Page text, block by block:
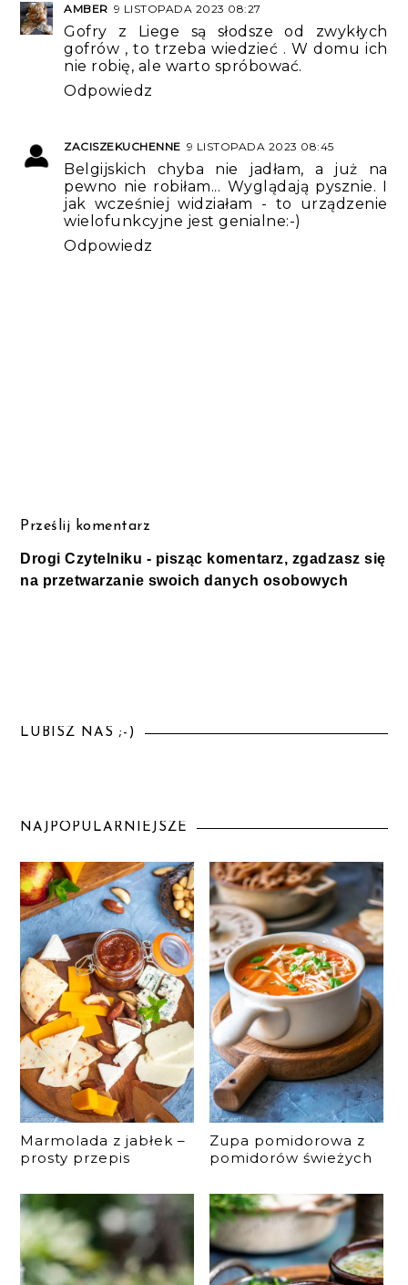
AMBER 9 LISTOPADA 2023 08:27
Gofry z Liege są słodsze od zwykłych
gofrów , to trzeba wiedzieć . W domu ich
nie robię, ale warto spróbować.
Odpowiedz
ZACISZEKUCHENNE 9 LISTOPADA 2023 08:45
Belgijskich chyba nie jadłam, a już na
pewno nie robiłam... Wyglądają pysznie. I
jak wcześniej widziałam - to urządzenie
wielofunkcyjne jest genialne:-)
Odpowiedz
Prześlij komentarz
Drogi Czytelniku - pisząc komentarz, zgadzasz się
na przetwarzanie swoich danych osobowych
LUBISZ NAS ;-)
NAJPOPULARNIEJSZE
Marmolada z jabłek –
prosty przepis
Zupa pomidorowa z
pomidorów świeżych